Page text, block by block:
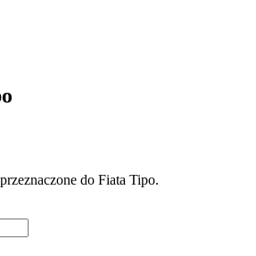
do Fiata Tipo.